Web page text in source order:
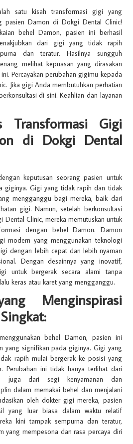
satu kisah transformasi gigi yang
pasien Damon di Dokgi Dental Clinic!
behel Damon, pasien ini berhasil
dari gigi yang tidak rapih
dan teratur. Hasilnya sungguh
melihat kepuasan yang dirasakan
Percayakan perubahan gigimu kepada
Jika gigi Anda membutuhkan perhatian
di sini. Keahlian dan layanan
Transformasi Gigi
di Dokgi Dental
keputusan seorang pasien untuk
giginya. Gigi yang tidak rapih dan tidak
mengganggu bagi mereka, baik dari
gigi. Namun, setelah berkonsultasi
Clinic, mereka memutuskan untuk
dengan behel Damon. Damon
modern yang menggunakan teknologi
dengan lebih cepat dan lebih nyaman
Dengan desainnya yang inovatif,
untuk bergerak secara alami tanpa
keras atau karet yang mengganggu.
Menginspirasi
behel Damon, pasien ini
yang signifikan pada giginya. Gigi yang
rapih mulai bergerak ke posisi yang
Perubahan ini tidak hanya terlihat dari
juga dari segi kenyamanan dan
dalam memakai behel dan menjalani
oleh dokter gigi mereka, pasien
yang luar biasa dalam waktu relatif
kini tampak sempurna dan teratur,
yang mempesona dan rasa percaya diri